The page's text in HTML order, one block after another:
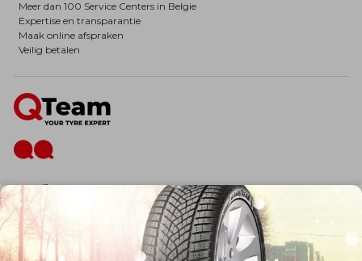
Meer dan 100 Service Centers in Belgie
Expertise en transparantie
Maak online afspraken
Veilig betalen
De firma
Wie zijn wij?
Blog
Onze dienstverlening